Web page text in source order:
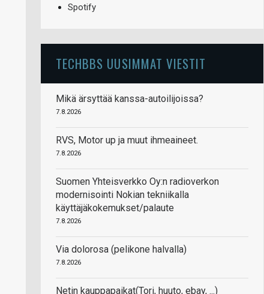
Spotify
TECHBBS UUSIMMAT VIESTIT
Mikä ärsyttää kanssa-autoilijoissa?
7.8.2026
RVS, Motor up ja muut ihmeaineet.
7.8.2026
Suomen Yhteisverkko Oy:n radioverkon
modernisointi Nokian tekniikalla
käyttäjäkokemukset/palaute
7.8.2026
Via dolorosa (pelikone halvalla)
7.8.2026
Netin kauppapaikat(Tori, huuto, ebay, ...)